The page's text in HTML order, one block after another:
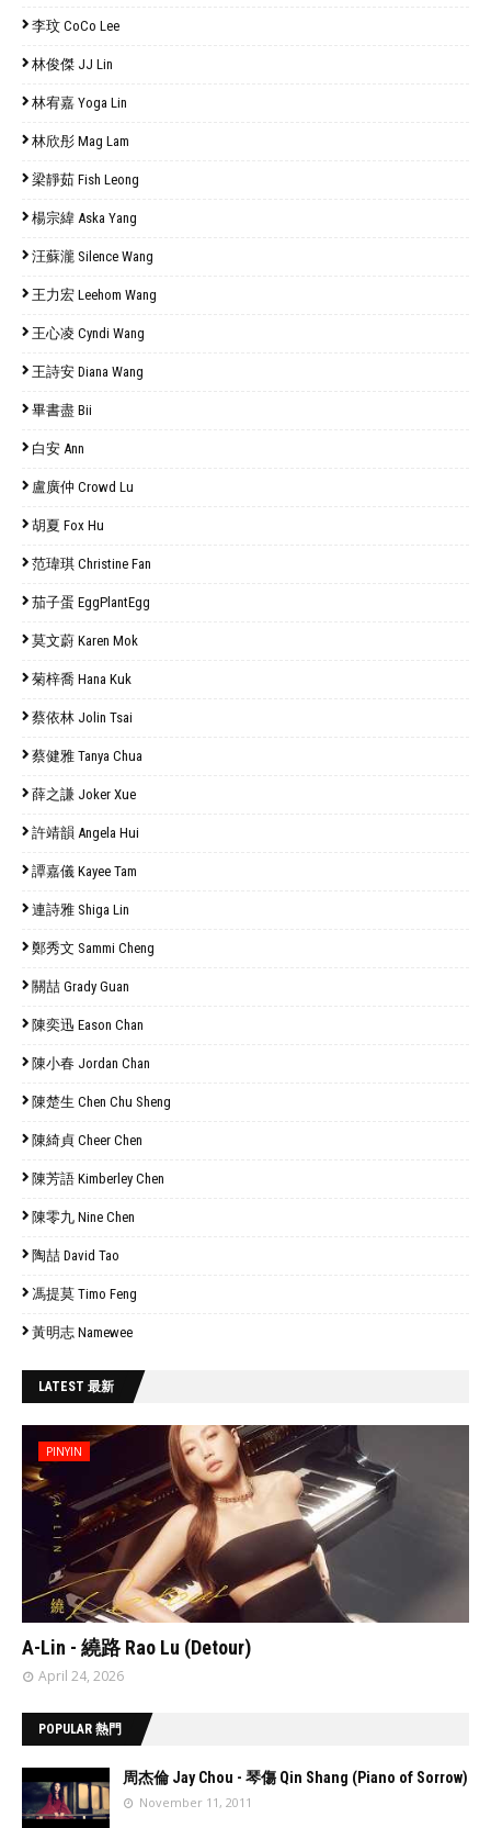
李玟 CoCo Lee
林俊傑 JJ Lin
林宥嘉 Yoga Lin
林欣彤 Mag Lam
梁靜茹 Fish Leong
楊宗緯 Aska Yang
汪蘇瀧 Silence Wang
王力宏 Leehom Wang
王心凌 Cyndi Wang
王詩安 Diana Wang
畢書盡 Bii
白安 Ann
盧廣仲 Crowd Lu
胡夏 Fox Hu
范瑋琪 Christine Fan
茄子蛋 EggPlantEgg
莫文蔚 Karen Mok
菊梓喬 Hana Kuk
蔡依林 Jolin Tsai
蔡健雅 Tanya Chua
薛之謙 Joker Xue
許靖韻 Angela Hui
譚嘉儀 Kayee Tam
連詩雅 Shiga Lin
鄭秀文 Sammi Cheng
關喆 Grady Guan
陳奕迅 Eason Chan
陳小春 Jordan Chan
陳楚生 Chen Chu Sheng
陳綺貞 Cheer Chen
陳芳語 Kimberley Chen
陳零九 Nine Chen
陶喆 David Tao
馮提莫 Timo Feng
黃明志 Namewee
LATEST 最新
PINYIN
A-Lin - 繞路 Rao Lu (Detour)
April 24, 2026
POPULAR 熱門
周杰倫 Jay Chou - 琴傷 Qin Shang (Piano of Sorrow)
November 11, 2011